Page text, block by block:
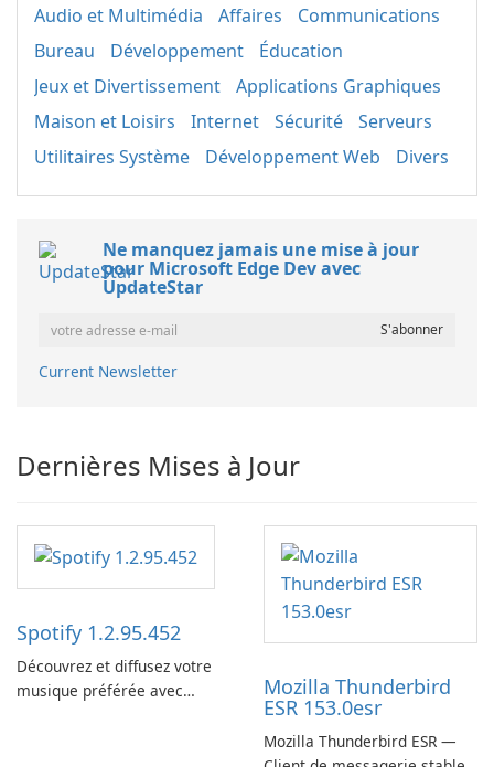
Audio et Multimédia Affaires
Communications
Bureau
Développement
Éducation
Jeux et Divertissement
Applications Graphiques
Maison et Loisirs
Internet Sécurité
Serveurs
Utilitaires Système
Développement Web Divers
Ne manquez jamais une mise à jour
pour Microsoft Edge Dev avec
UpdateStar
Current Newsletter
Dernières Mises à Jour
Spotify 1.2.95.452
Découvrez et diffusez votre
musique préférée avec
Mozilla Thunderbird
ESR 153.0esr
Mozilla Thunderbird ESR —